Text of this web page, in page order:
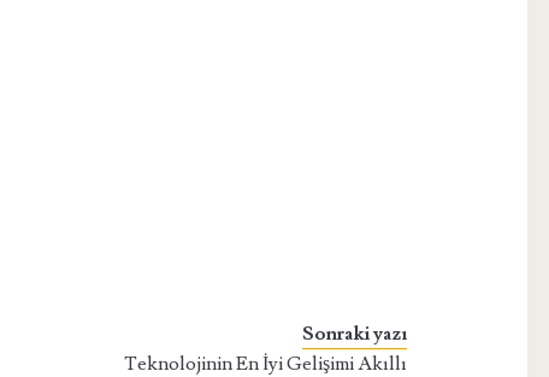
Sonraki yazı
Teknolojinin En İyi Gelişimi Akıllı